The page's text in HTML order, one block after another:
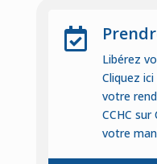

Libérez
Cliquez
votre
CCHC sur
votre